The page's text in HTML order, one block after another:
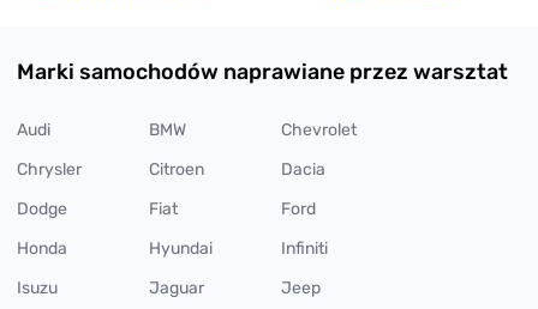
Marki samochodów naprawiane przez warsztat
Audi BMW
Chevrolet
Chrysler
Citroen
Dacia
Dodge
Fiat
Ford
Honda
Hyundai
Infiniti
Isuzu
Jaguar
Jeep